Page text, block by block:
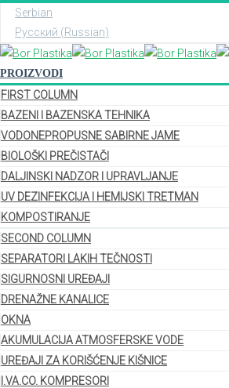
Serbian
Русский (Russian)
PROIZVODI
FIRST COLUMN
BAZENI I BAZENSKA TEHNIKA
VODONEPROPUSNE SABIRNE JAME
BIOLOŠKI PREČISTAČI
DALJINSKI NADZOR I UPRAVLJANJE
UV DEZINFEKCIJA I HEMIJSKI TRETMAN
KOMPOSTIRANJE
SECOND COLUMN
SEPARATORI LAKIH TEČNOSTI
SIGURNOSNI UREĐAJI
DRENAŽNE KANALICE
OKNA
AKUMULACIJA ATMOSFERSKE VODE
UREĐAJI ZA KORIŠĆENJE KIŠNICE
I.VA.CO. KOMPRESORI